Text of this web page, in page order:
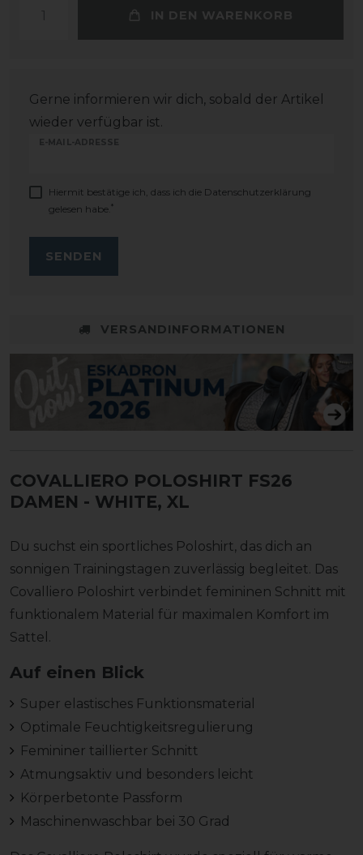
IN DEN WARENKORB
Gerne informieren wir dich, sobald der Artikel
wieder verfügbar ist.
E-MAIL-ADRESSE
Hiermit bestätige ich, dass ich die Daten­schutz­erklärung
gelesen habe. *
SENDEN
VERSANDINFORMATIONEN
COVALLIERO POLOSHIRT FS26
DAMEN - WHITE, XL
Du suchst ein sportliches Poloshirt, das dich an
sonnigen Trainingstagen zuverlässig begleitet. Das
Covalliero Poloshirt verbindet femininen Schnitt mit
funktionalem Material für maximalen Komfort im
Sattel.
Auf einen Blick
Super elastisches Funktionsmaterial
Optimale Feuchtigkeitsregulierung
Femininer taillierter Schnitt
Atmungsaktiv und besonders leicht
Körperbetonte Passform
Maschinenwaschbar bei 30 Grad